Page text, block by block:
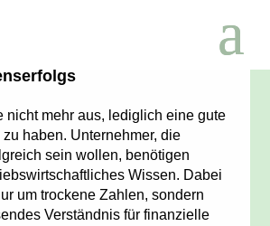
nicht mehr aus, lediglich eine gute
haben. Unternehmer, die
sein wollen, benötigen
Wissen. Dabei
um trockene Zahlen, sondern
Verständnis für finanzielle